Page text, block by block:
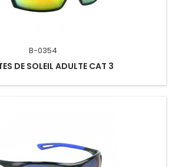
B-0354
DE SOLEIL ADULTE CAT 3